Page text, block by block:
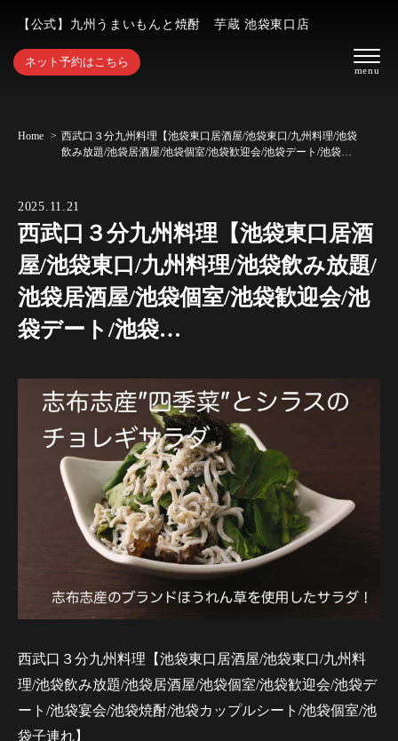
【公式】九州うまいもんと焼酎 芋蔵 池袋東口店
ネット予約はこちら
Home
西武口３分九州料理【池袋東口居酒屋/池袋東口/九州料理/池袋
飲み放題/池袋居酒屋/池袋個室/池袋歓迎会/池袋デート/池袋…
2025.11.21
西武口３分九州料理【池袋東口居酒
屋/池袋東口/九州料理/池袋飲み放題/
池袋居酒屋/池袋個室/池袋歓迎会/池
袋デート/池袋…
西武口３分九州料理【池袋東口居酒屋/池袋東口/九州料
理/池袋飲み放題/池袋居酒屋/池袋個室/池袋歓迎会/池袋デ
ート/池袋宴会/池袋焼酎/池袋カップルシート/池袋個室/池
袋子連れ】